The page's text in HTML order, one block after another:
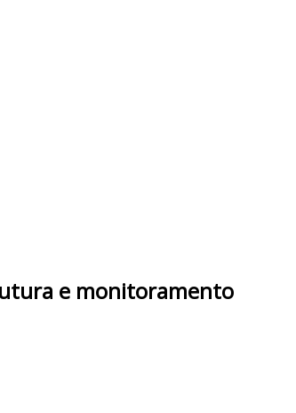
e monitoramento